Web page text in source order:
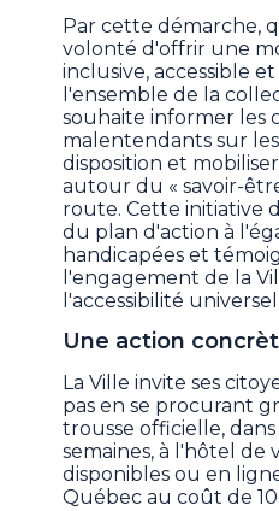
Par cette démarche,
volonté d'offrir une
inclusive, accessible
l'ensemble de la
souhaite informer les
malentendants sur
disposition et
autour du « savoir-
route. Cette initiative
du plan d'action à
handicapées et
l'engagement de la
l'accessibilité
Une action
La Ville invite ses
pas en se procurant
trousse officielle,
semaines, à l'hôtel de
disponibles ou en
Québec au coût de 10